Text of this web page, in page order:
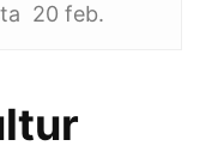
20 feb.